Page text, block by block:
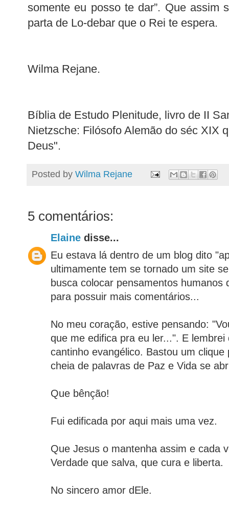
somente eu posso te dar”. Que assim
parta de Lo-debar que o Rei te espera.
Wilma Rejane.
Bíblia de Estudo Plenitude, livro de II
Nietzsche: Filósofo Alemão do séc XIX
Deus".
Posted by Wilma Rejane
5 comentários:
Elaine disse...
Eu estava lá dentro de um blog dito
ultimamente tem se tornado um site
busca colocar pensamentos humanos
para possuir mais comentários...
No meu coração, estive pensando:
que me edifica pra eu ler...". E lembrei
cantinho evangélico. Bastou um
cheia de palavras de Paz e Vida se
Que bênção!
Fui edificada por aqui mais uma vez.
Que Jesus o mantenha assim e cada
Verdade que salva, que cura e liberta.
No sincero amor dEle.